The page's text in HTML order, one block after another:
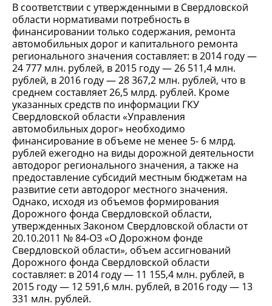
В соответствии с утвержденными в Свердловской
области нормативами потребность в
финансировании только содержания, ремонта
автомобильных дорог и капитального ремонта
регионального значения составляет: в 2014 году —
24 777 млн. рублей, в 2015 году — 26 511,4 млн.
рублей, в 2016 году — 28 367,2 млн. рублей, что в
среднем составляет 26,5 млрд. рублей. Кроме
указанных средств по информации ГКУ
Свердловской области «Управления
автомобильных дорог» необходимо
финансирование в объеме не менее 5- 6 млрд.
рублей ежегодно на виды дорожной деятельности
автодорог регионального значения, а также на
предоставление субсидий местным бюджетам на
развитие сети автодорог местного значения.
Однако, исходя из объемов формирования
Дорожного фонда Свердловской области,
утвержденных Законом Свердловской области от
20.10.2011 № 84-ОЗ «О Дорожном фонде
Свердловской области», объем ассигнований
Дорожного фонда Свердловской области
составляет: в 2014 году — 11 155,4 млн. рублей, в
2015 году — 12 591,6 млн. рублей, в 2016 году — 13
331 млн. рублей.